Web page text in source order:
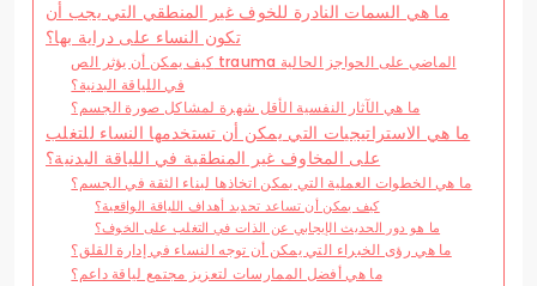
ما هي السمات النادرة للخوف غير المنطقي التي يجب أن
تكون النساء على دراية بها؟
كيف يمكن أن يؤثر الص trauma الماضي على الحواجز الحالية
في اللياقة البدنية؟
ما هي الآثار النفسية الأقل شهرة لمشاكل صورة الجسم؟
ما هي الاستراتيجيات التي يمكن أن تستخدمها النساء للتغلب
على المخاوف غير المنطقية في اللياقة البدنية؟
ما هي الخطوات العملية التي يمكن اتخاذها لبناء الثقة في الجسم؟
كيف يمكن أن تساعد تحديد أهداف اللياقة الواقعية؟
ما هو دور الحديث الإيجابي عن الذات في التغلب على الخوف؟
ما هي رؤى الخبراء التي يمكن أن توجه النساء في إدارة القلق؟
ما هي أفضل الممارسات لتعزيز مجتمع لياقة داعم؟